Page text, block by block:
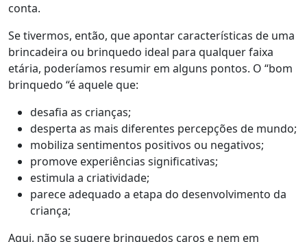
conta.
Se tivermos, então, que apontar características de uma
brincadeira ou brinquedo ideal para qualquer faixa
etária, poderíamos resumir em alguns pontos. O “bom
brinquedo “é aquele que:
desafia as crianças;
desperta as mais diferentes percepções de mundo;
mobiliza sentimentos positivos ou negativos;
promove experiências significativas;
estimula a criatividade;
parece adequado a etapa do desenvolvimento da
criança;
Aqui, não se sugere brinquedos caros e nem em